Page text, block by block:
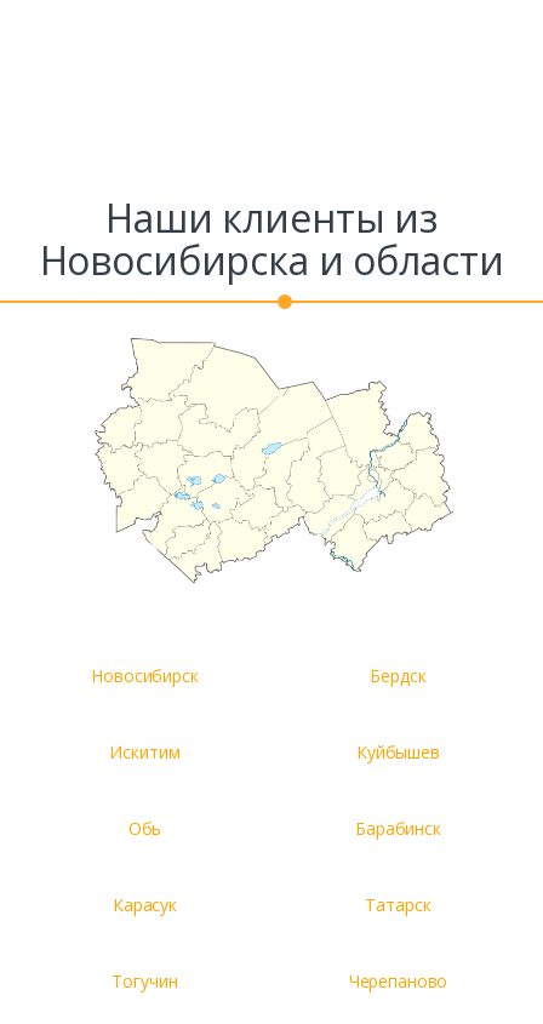
Наши клиенты из
Новосибирска и области
Новосибирск Бердск
Искитим Куйбышев
Обь Барабинск
Карасук Татарск
Тогучин Черепаново